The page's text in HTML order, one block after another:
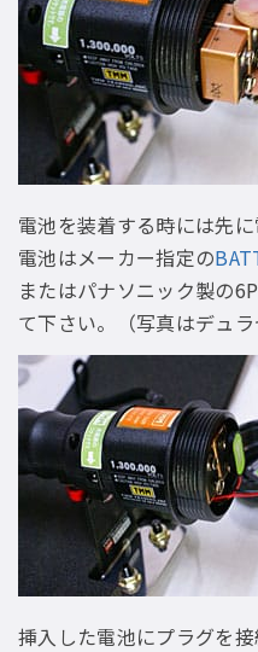
電池を装着する時には先
電池はメーカー指定の
またはパナソニック製の
て下さい。（写真はデュラ
挿入した電池にプラグを